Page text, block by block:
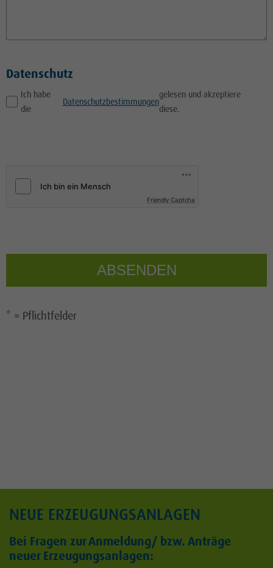
Datenschutz
Ich habe
die
Datenschutzbestimmungen
gelesen und akzeptiere
diese.
Friendly Captcha
* = Pflichtfelder
NEUE ERZEUGUNGSANLAGEN
Bei Fragen zur Anmeldung/ bzw. Anträge
neuer Erzeugungsanlagen: